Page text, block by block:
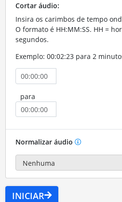
Cortar áudio:
Insira os carimbos de tempo
O formato é HH:MM:SS. HH =
segundos.
Exemplo: 00:02:23 para 2
para
Normalizar áudio
INICIAR